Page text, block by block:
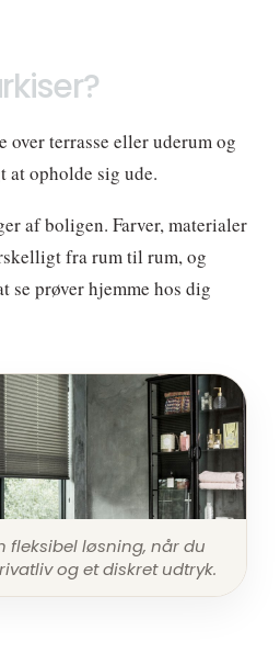
over terrasse eller uderum og
at opholde sig ude.
af boligen. Farver, materialer
fra rum til rum, og
se prøver hjemme hos dig
fleksibel løsning, når du
og et diskret udtryk.